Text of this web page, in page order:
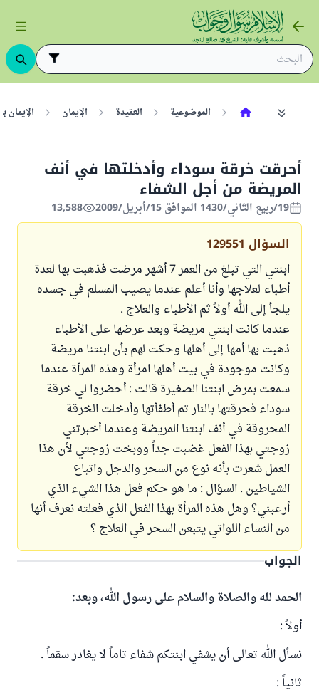
الموضوعية العقيدة الإيمان الإيمان
أحرقت خرقة سوداء وأدخلتها في أنف
المريضة من أجل الشفاء
19/ربيع الثاني/1430 الموافق 15/أبريل/2009 13,588
السؤال 129551
ابنتي التي تبلغ من العمر 7 أشهر مرضت فذهبت بها لعدة
أطباء لعلاجها وأنا أعلم عندما يصيب المسلم في جسده
يلجأ إلى الله أولاً ثم الأطباء والعلاج .
عندما كانت ابنتي مريضة وبعد عرضها على الأطباء
ذهبت بها أمها إلى أهلها وحكت لهم بأن ابنتنا مريضة
وكانت موجودة في بيت أهلها امرأة وهذه المرأة عندما
سمعت بمرض ابنتنا الصغيرة قالت : أحضروا لي خرقة
سوداء فحرقتها بالنار تم أطفأتها وأدخلت الخرقة
المحروقة في أنف ابنتنا المريضة وعندما أخبرتني
زوجتي بهذا الفعل غضبت جداً ووبخت زوجتي لأن هذا
العمل شعرت بأنه نوع من السحر والدجل واتباع
الشياطين . السؤال : ما هو حكم فعل هذا الشيء الذي
أرعبني؟ وهل هذه المرأة بهذا الفعل الذي فعلته نعرف أنها
من النساء اللواتي يتبعن السحر في العلاج ؟
الجواب
الحمد لله والصلاة والسلام على رسول الله، وبعد:
أولاً :
نسأل الله تعالى أن يشفي ابنتكم شفاء تاماً لا يغادر سقماً .
ثانياً :